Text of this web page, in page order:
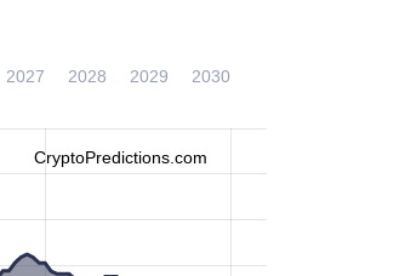
2027 2028 2029 2030
CryptoPredictions.com